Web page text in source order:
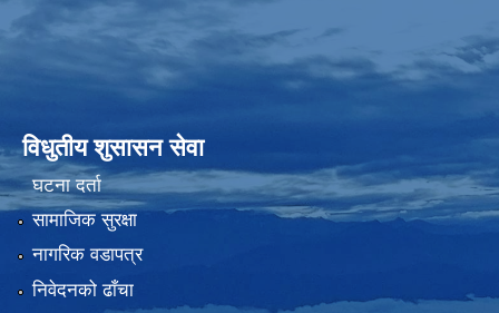
विधुतीय शुसासन सेवा
घटना दर्ता
सामाजिक सुरक्षा
नागरिक वडापत्र
निवेदनको ढाँचा